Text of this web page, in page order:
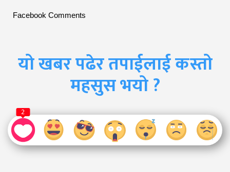
Facebook Comments
यो खबर पढेर तपाईलाई कस्तो
महसुस भयो ?
2